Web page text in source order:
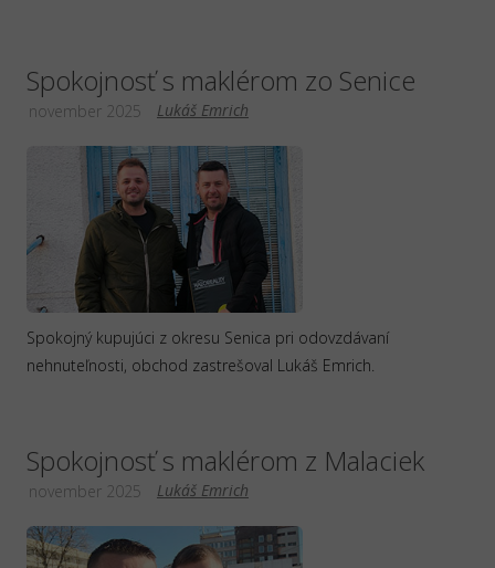
Spokojnosť s maklérom zo Senice
Lukáš Emrich
november 2025
Spokojný kupujúci z okresu Senica pri odovzdávaní
nehnuteľnosti, obchod zastrešoval Lukáš Emrich.
Spokojnosť s maklérom z Malaciek
Lukáš Emrich
november 2025